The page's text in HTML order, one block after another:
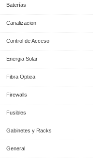
Baterías
Canalizacion
Control de Acceso
Energia Solar
Fibra Optica
Firewalls
Fusibles
Gabinetes y Racks
General